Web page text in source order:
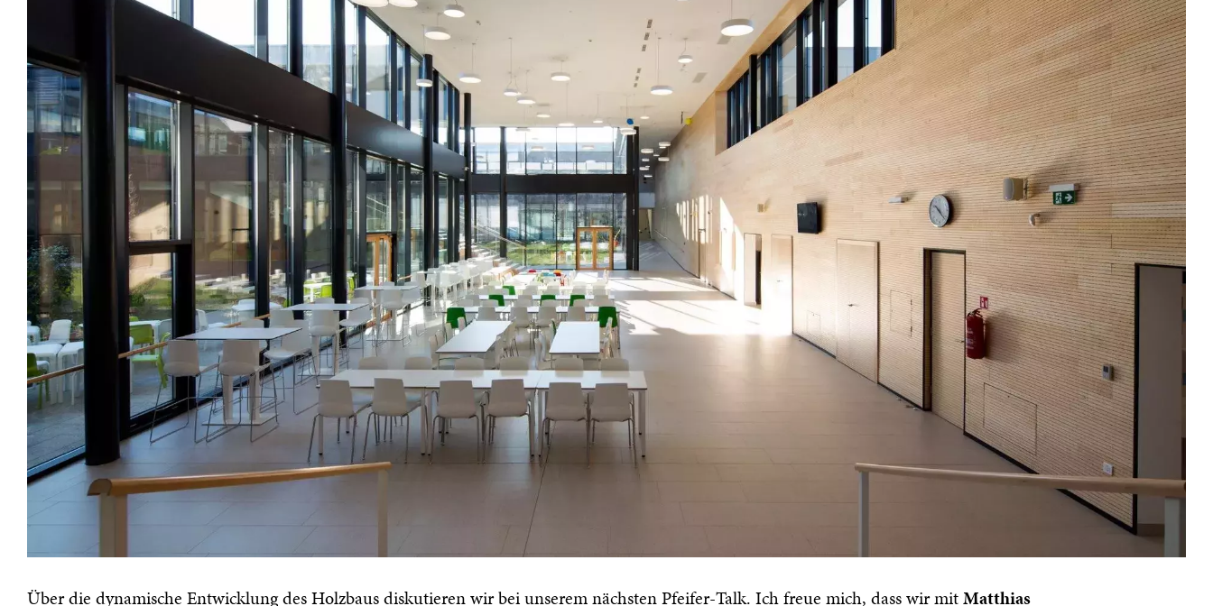
Über die dynamische Entwicklung des Holzbaus diskutieren wir bei unserem nächsten Pfeifer-Talk. Ich freue mich, dass wir mitMatthias